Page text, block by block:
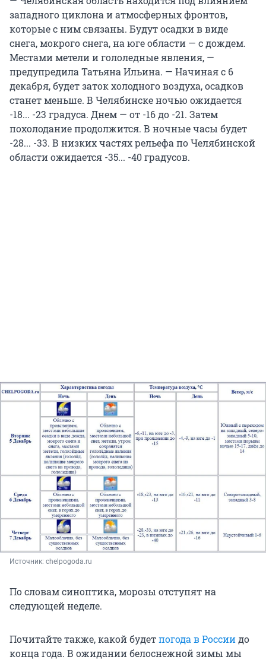
западного циклона и атмосферных фронтов,
которые с ним связаны. Будут осадки в виде
снега, мокрого снега, на юге области — с дождем.
Местами метели и гололедные явления, —
предупредила Татьяна Ильина. — Начиная с 6
декабря, будет заток холодного воздуха, осадков
станет меньше. В Челябинске ночью ожидается
-18... -23 градуса. Днем — от -16 до -21. Затем
похолодание продолжится. В ночные часы будет
-28... -33. В низких частях рельефа по Челябинской
области ожидается -35... -40 градусов.
Источник: chelpogoda.ru
По словам синоптика, морозы отступят на
следующей неделе.
Почитайте также, какой будетпогода в Россиидо
конца года. В ожидании белоснежной зимы мы